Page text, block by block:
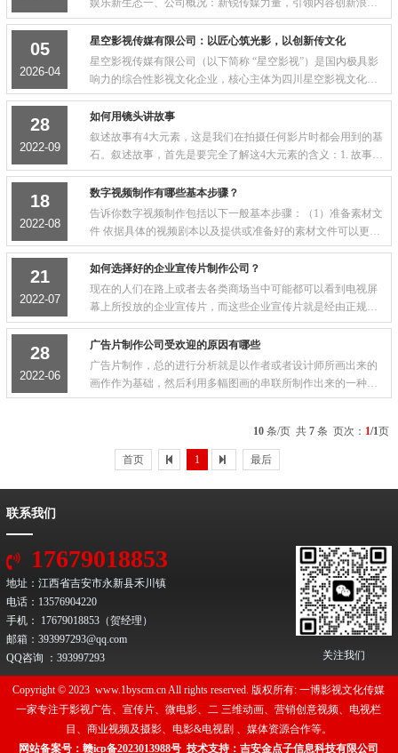
娱乐新生态一、公司概况：新锐传媒力量，引领内容创新浪潮
麻花无限传媒有限公司（以下简称 “麻花无限”）是中国数字内
容与新媒体领域的新锐领军企业，成立于...
05
2026-04
星空影视传媒有限公司：以匠心筑光影，以创新传文化
星空影视传媒有限公司（以下简称 “星空影视”）是国内极具影
响力的综合性影视文化企业，核心主体为四川星空影视文化传
媒有限公司，系四川广播电视台旗下全资子公司，前身为四川
电视台电视剧制作中心。公司正式成立于 2009 年 11 月 16 日，
注册地位于成都市青羊区东胜街 40 号，法定代表人周晓航，注
册资本 2500 万元人民币。历经十余年稳健发展，星空影视已构
建起集影视投资、制作、发行、艺人经纪、文化产业运营于一
体的全产业链生态，成为西南地区影视行业的领军者，在全国
28
2022-09
如何用镜头讲故事
叙述故事有4大元素，这是我们在拍摄任何影片时都会用到的基
石。叙述故事，首先是要完全了解这4大元素的含义：1. 故事里
的人物是谁;2. 故事发生的地点是哪里;3. 故事的发展是怎么样的;
4. 别人为什么要关注这个故事。出...
18
2022-08
数字视频制作有哪些基本步骤？
告诉你数字视频制作包括以下一般基本步骤：（1）准备素材文
件 依据具体的视频剧本以及提供或准备好的素材文件可以更好
的组织视频编辑的流程。素材文件包括：通过采集卡采集的数
字视频AVI文件，由Adobe Premiere或其...
21
2022-07
如何选择好的企业宣传片制作公司？
现在的人们在路上或者去各类商场当中可能都可以看到电视屏
幕上所投放的企业宣传片，而这些企业宣传片就是经由正规的
企业宣传片制作公司饱含心意制作出来的宣传片。每一个宣传
片都是包含一定含义的，而人们应该如何选...
28
2022-06
广告片制作公司受欢迎的原因有哪些
广告片制作，总的进行分析就是以作者或者设计师所画出来的
画作作为基础，然后利用多幅图画的串联所制作出来的一种具
有宣传效果的短片，而这类宣传片却是商品宣传中相对来说较
10 条/页 共7 条 页次： 1/1页
首页 1 最后
联系我们
关注我们
17679018853
地址：江西省吉安市永新县禾川镇
电话：13576904220
手机： 17679018853（贺经理）
邮箱：393997293@qq.com
QQ咨询 ： 393997293
Copyright © 2023 www.1byscm.cn All rights reserved. 版权所有: 一博影视文化传媒
一家专注于影视广告、宣传片、微电影、二 三维动画、营销创意视频、电视栏
目、商业视频及摄影、电影&电视剧 、媒体资源合作等。
网站备案号：赣icp备2023013988号 技术支持：吉安金点子信息科技有限公司